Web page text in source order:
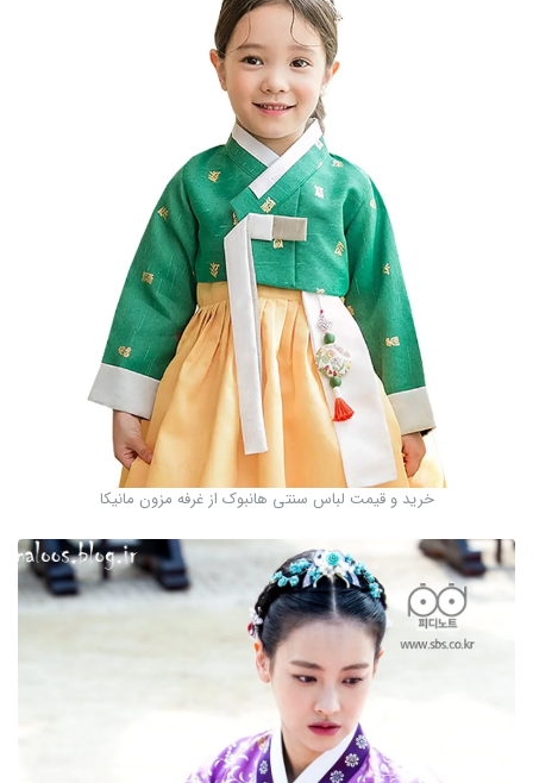
خرید و قیمت لباس سنتی هانبوک از غرفه مزون مانیکا